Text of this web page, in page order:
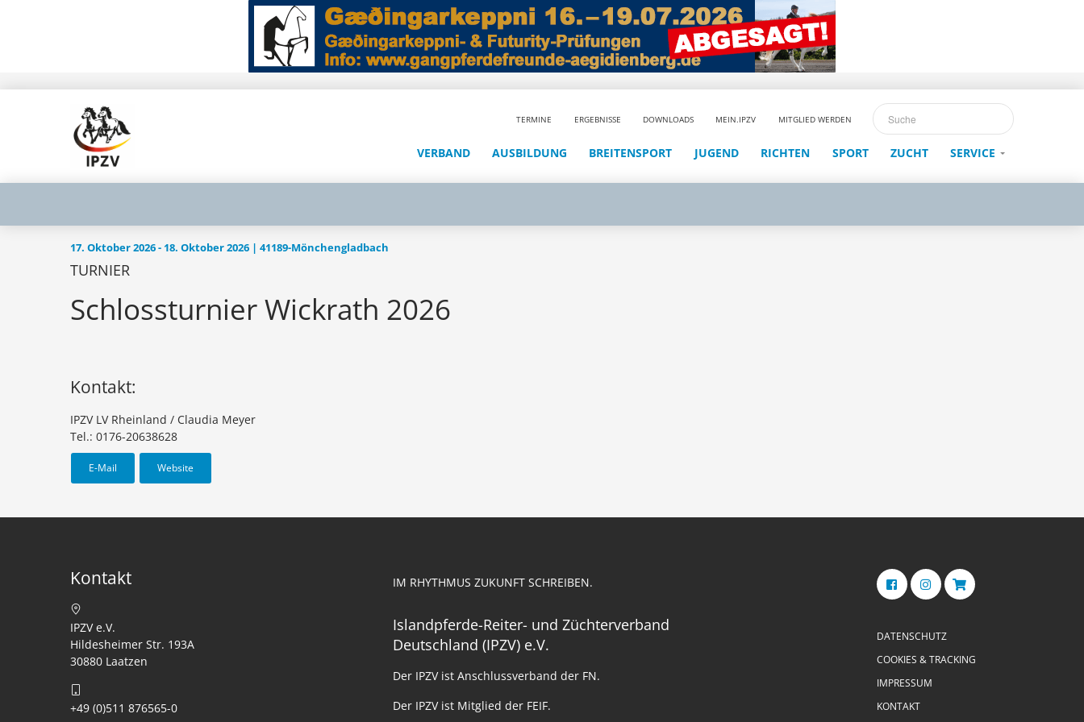
TERMINE ERGEBNISSE DOWNLOADS MEIN.IPZV MITGLIED WERDEN
VERBAND AUSBILDUNG BREITENSPORT JUGEND RICHTEN SPORT ZUCHT SERVICE
17. Oktober 2026 - 18. Oktober 2026 | 41189-Mönchengladbach
TURNIER
Schlossturnier Wickrath 2026
Kontakt:
IPZV LV Rheinland / Claudia Meyer
Tel.: 0176-20638628
E-Mail Website
Kontakt
IPZV e.V.
Hildesheimer Str. 193A
30880 Laatzen
+49 (0)511 876565-0
IM RHYTHMUS ZUKUNFT SCHREIBEN.
Islandpferde-Reiter- und Züchterverband
Deutschland (IPZV) e.V.
Der IPZV ist Anschlussverband der FN.
Der IPZV ist Mitglied der FEIF.
DATENSCHUTZ
COOKIES & TRACKING
IMPRESSUM
KONTAKT